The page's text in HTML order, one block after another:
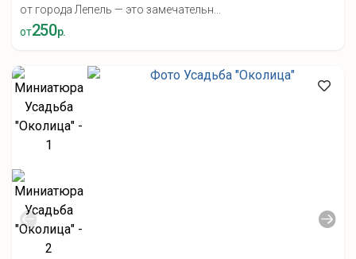
от города Лепель — это замечательн...
от250р.